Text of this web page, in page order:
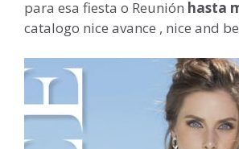
para esa fiesta o Reunión hasta
catalogo nice avance , nice and